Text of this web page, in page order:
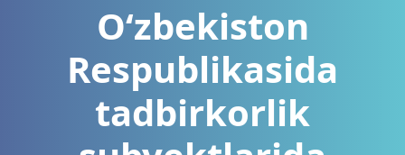
O‘zbekiston
Respublikasida
tadbirkorlik